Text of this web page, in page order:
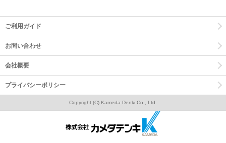
ご利用ガイド
お問い合わせ
会社概要
プライバシーポリシー
Copyright (C) Kameda Denki Co., Ltd.